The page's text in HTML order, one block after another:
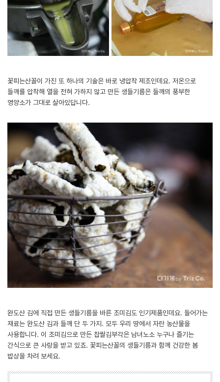
꽃피는산꼴이 가진 또 하나의 기술은 바로 냉압착 제조인데요. 저온으로
들깨를 압착해 열을 전혀 가하지 않고 만든 생들기름은 들깨의 풍부한
영양소가 그대로 살아있답니다.
완도산 김에 직접 만든 생들기름을 바른 조미김도 인기제품인데요. 들어가는
재료는 완도산 김과 들깨 단 두 가지. 모두 우리 땅에서 자란 농산물을
사용합니다. 이 조미김으로 만든 찹쌀김부각은 남녀노소 누구나 즐기는
간식으로 큰 사랑을 받고 있죠. 꽃피는산꼴의 생들기름과 함께 건강한 봄
밥상을 차려 보세요.